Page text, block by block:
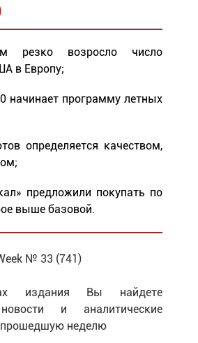
резко возросло число
в Европу;
начинает программу летных
определяется качеством,
предложили покупать по
выше базовой.
№ 33 (741)
издания Вы найдете
и аналитические
неделю